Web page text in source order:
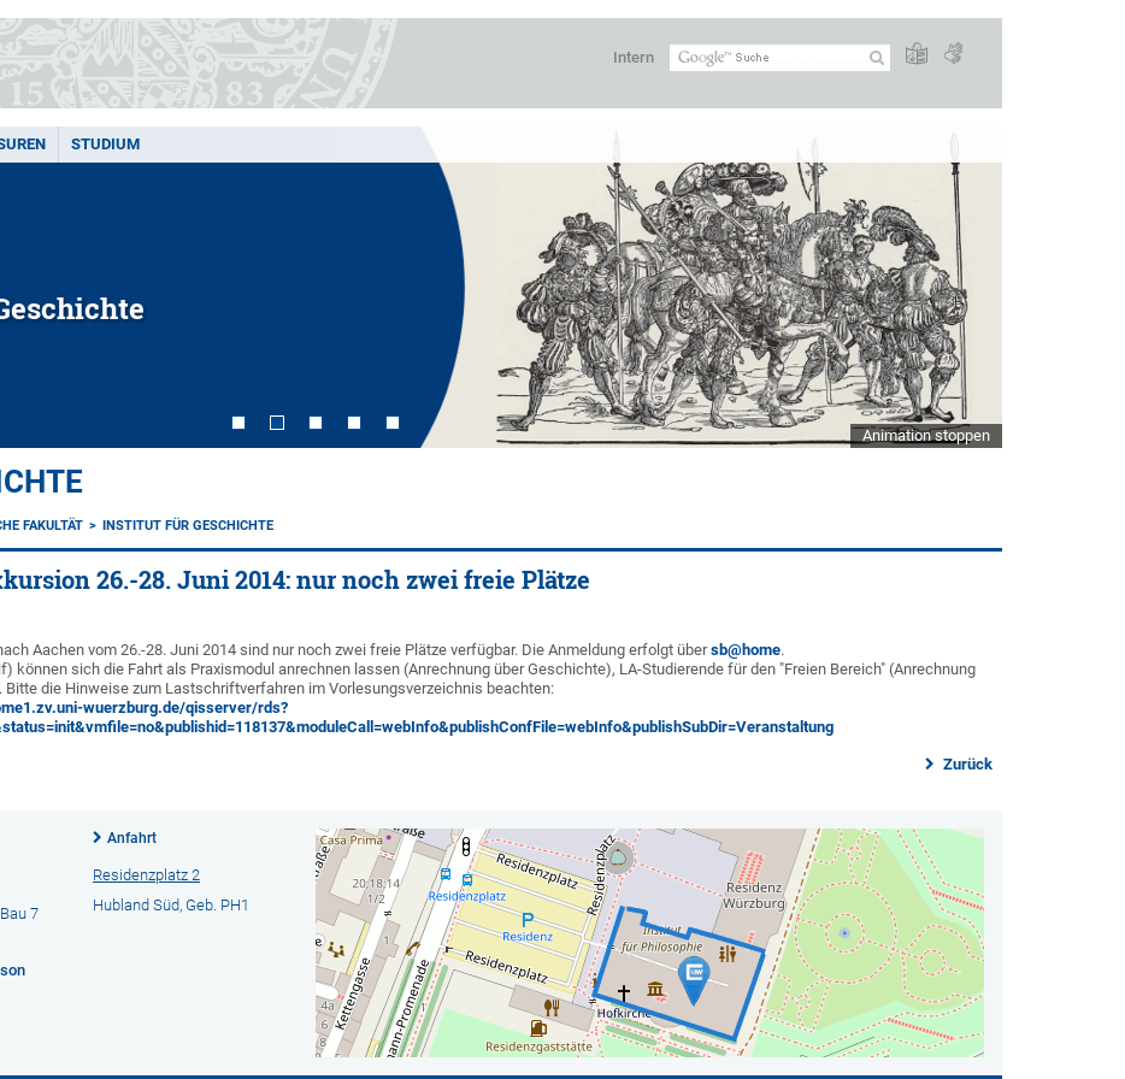
Intern
STUDIUM
Animation stoppen
FAKULTÄT INSTITUT FÜR GESCHICHTE
26.-28. Juni 2014: nur noch zwei freie Plätze
Aachen vom 26.-28. Juni 2014 sind nur noch zwei freie Plätze verfügbar. Die Anmeldung erfolgt übersb@home.
können sich die Fahrt als Praxismodul anrechnen lassen (Anrechnung über Geschichte), LA-Studierende für den "Freien Bereich" (Anrechnung
Bitte die Hinweise zum Lastschriftverfahren im Vorlesungsverzeichnis beachten:
wuerzburg.de/qisserver/rds?
Zurück
7
Anfahrt
Residenzplatz 2
Hubland Süd, Geb. PH1